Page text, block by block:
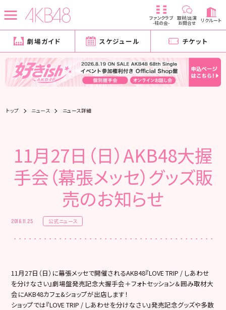
ファンクラブ
-柱の会-
取材/出演
お問合せ リクルート
劇場ガイド スケジュール チケット
トップ ニュース ニュース詳細
11月27日（日）AKB48大握
手会（幕張メッセ）グッズ販
売のお知らせ
2016.11.25 公式ニュース
11月27日（日）に幕張メッセで開催されるAKB48『LOVE TRIP / しあわせ
を分けなさい』劇場盤発売記念大握手会＋フォトセッション＆囲み取材大
会にAKB48カフェ&ショップが出店します！
ショップでは『LOVE TRIP / しあわせを分けなさい』発売記念グッズや多数